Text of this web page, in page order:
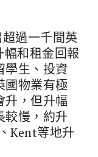
過一千間英
和租金回報
學生、投資
國物業有極
升，但升幅
較慢，約升
Kent等地升